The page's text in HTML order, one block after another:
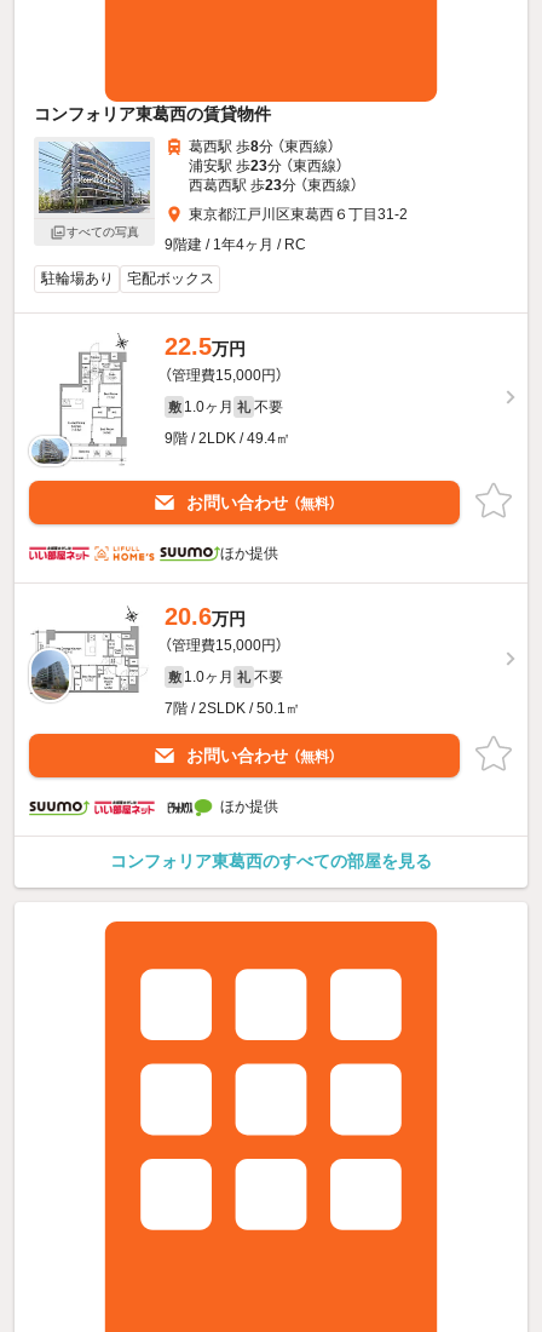
コンフォリア東葛西の賃貸物件
すべての写真
葛西駅 歩8分 （東西線）
浦安駅 歩23分 （東西線）
西葛西駅 歩23分 （東西線）
東京都江戸川区東葛西６丁目31-2
9階建 / 1年4ヶ月 / RC
駐輪場あり
宅配ボックス
22.5万円
（管理費15,000円）
敷 1.0ヶ月 礼 不要
9階 / 2LDK / 49.4㎡
お問い合わせ （無料）
ほか提供
20.6万円
（管理費15,000円）
敷 1.0ヶ月 礼 不要
7階 / 2SLDK / 50.1㎡
お問い合わせ （無料）
ほか提供
コンフォリア東葛西のすべての部屋を見る